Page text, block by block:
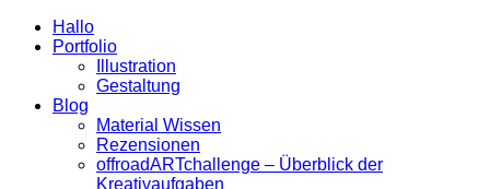
Hallo
Portfolio
Illustration
Gestaltung
Blog
Material Wissen
Rezensionen
offroadARTchallenge – Überblick der
Kreativaufgaben